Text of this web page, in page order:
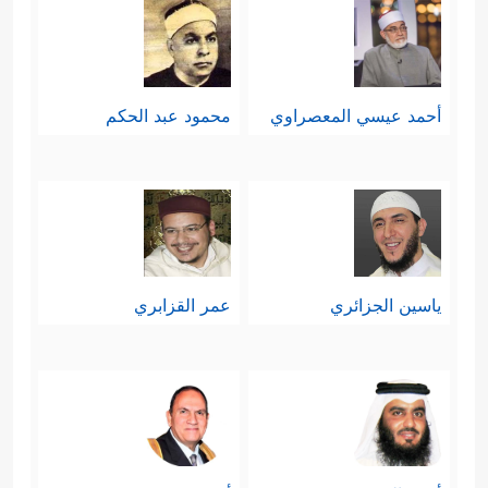
نبيٌّ ورسولٌ، خلقه الله بأمره وجعل
خلقه آيةً، وهذا هو الموقف الحق بين
غلو اليهود فيه حتى اتهموه وأمَّه بما لا
عند النصارى؛ حيث جعلوه نِدًّا لله، ونفَوا
عنه صفة المخلوقيَّة.
سادسًا: وحدة الرسالات السماوية من
أَوۡحَیۡنَاۤ إِلَیۡكَ كَمَاۤ أَوۡحَیۡنَاۤ إِلَىٰ نُوحࣲ وَٱلنَّبِیِّـۧنَ مِنۢ
بَعۡدِهِۦۚ﴾،
﴿رُّسُلࣰا مُّبَشِّرِینَ وَمُنذِرِینَ لِئَلَّا یَكُونَ لِلنَّاسِ
أحمد عيسي المعصراوي محمود عبد الحكم
ياسين الجزائري عمر القزابري